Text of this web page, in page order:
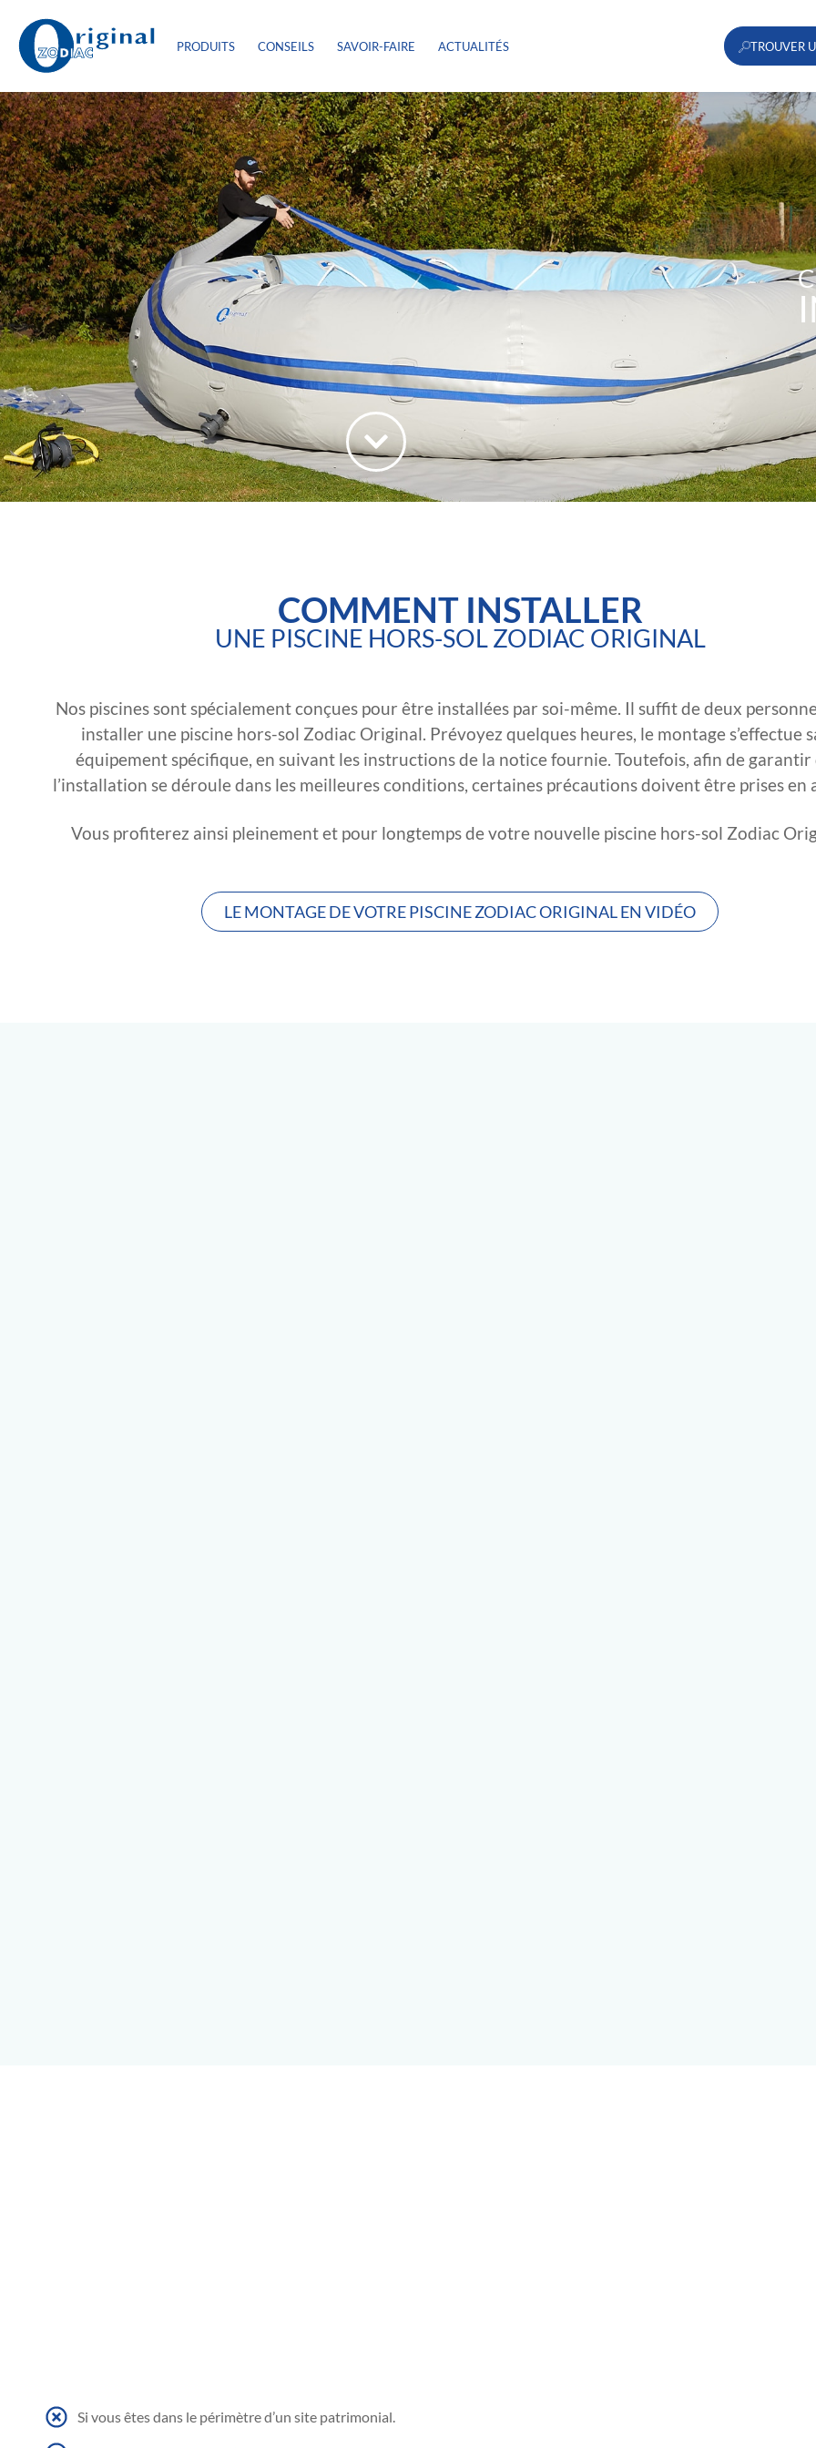
PRODUITS CONSEILS SAVOIR-FAIRE ACTUALITÉS TROUVER
COMMENT INSTALLER
UNE PISCINE HORS-SOL ZODIAC ORIGINAL
Nos piscines sont spécialement conçues pour être installées par soi-même. Il suffit de deux
installer une piscine hors-sol Zodiac Original. Prévoyez quelques heures, le montage s’effectue
équipement spécifique, en suivant les instructions de la notice fournie. Toutefois, afin de garantir
l’installation se déroule dans les meilleures conditions, certaines précautions doivent être prises en
Vous profiterez ainsi pleinement et pour longtemps de votre nouvelle piscine hors-sol Zodiac
LE MONTAGE DE VOTRE PISCINE ZODIAC ORIGINAL EN VIDÉO
Si vous êtes dans le périmètre d’un site patrimonial.